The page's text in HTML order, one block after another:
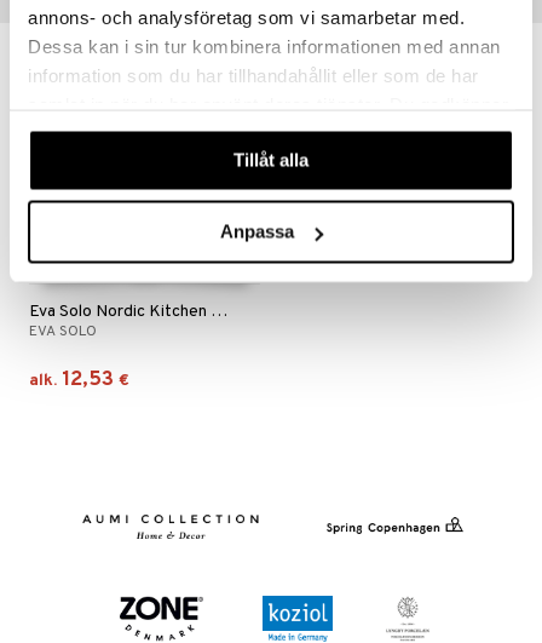
annons- och analysföretag som vi samarbetar med.
Dessa kan i sin tur kombinera informationen med annan
information som du har tillhandahållit eller som de har
våra cookies vid fortsatt användande av vår webbplats.
Tillåt alla
Anpassa
Saatavana useana vaihtoehtona
Eva Solo Nordic Kitchen Lautanen
EVA SOLO
alk. 12,53 €